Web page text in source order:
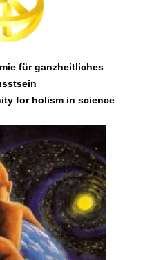
für ganzheitliches
for holism in science